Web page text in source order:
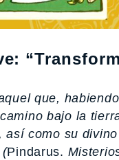
que,
bajo la
como su divino
(Pindarus.